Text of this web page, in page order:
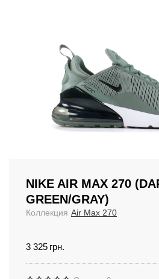
NIKE AIR MAX 270
GREEN/GRAY)
Коллекция Air Max 270
3 325 грн.